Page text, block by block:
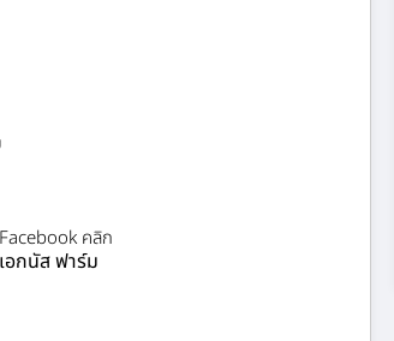
Facebook คลิก
เอกนัส ฟาร์ม